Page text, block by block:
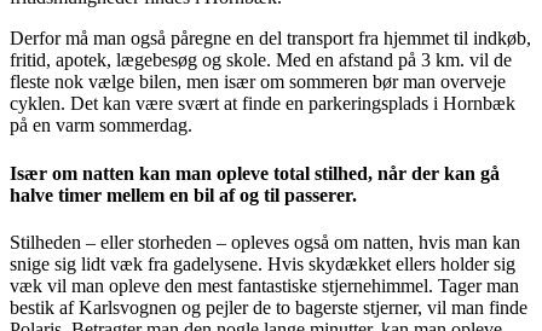
Derfor må man også påregne en del transport fra hjemmet til indkøb,
fritid, apotek, lægebesøg og skole. Med en afstand på 3 km. vil de
fleste nok vælge bilen, men især om sommeren bør man overveje
cyklen. Det kan være svært at finde en parkeringsplads i Hornbæk
på en varm sommerdag.
Især om natten kan man opleve total stilhed, når der kan gå
halve timer mellem en bil af og til passerer.
Stilheden – eller storheden – opleves også om natten, hvis man kan
snige sig lidt væk fra gadelysene. Hvis skydækket ellers holder sig
væk vil man opleve den mest fantastiske stjernehimmel. Tager man
bestik af Karlsvognen og pejler de to bagerste stjerner, vil man finde